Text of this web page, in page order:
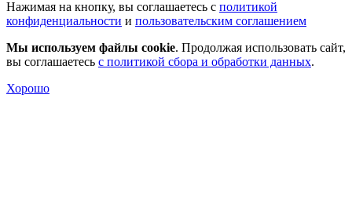
Нажимая на кнопку, вы соглашаетесь с политикой
конфиденциальности и пользовательским соглашением
Мы используем файлы cookie. Продолжая использовать сайт,
вы соглашаетесь с политикой сбора и обработки данных.
Хорошо